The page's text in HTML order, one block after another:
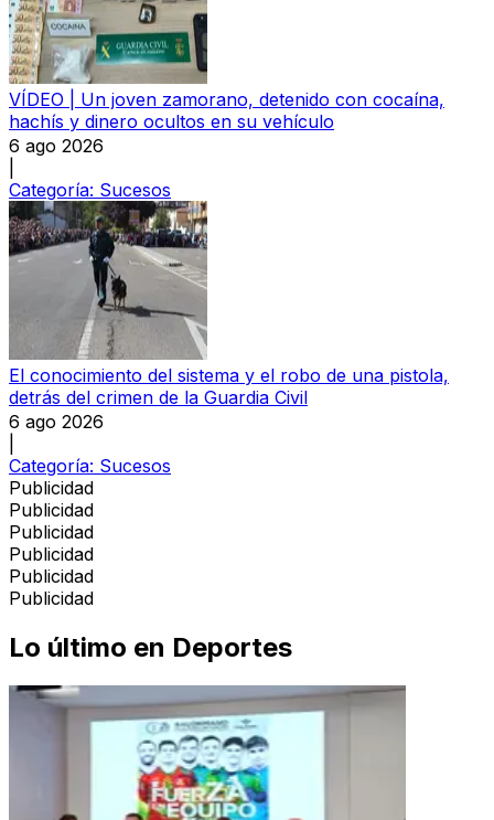
VÍDEO | Un joven zamorano, detenido con cocaína,
hachís y dinero ocultos en su vehículo
6 ago 2026
Categoría: Sucesos
El conocimiento del sistema y el robo de una pistola,
detrás del crimen de la Guardia Civil
6 ago 2026
Categoría: Sucesos
Publicidad
Publicidad
Publicidad
Publicidad
Publicidad
Publicidad
Lo último en Deportes